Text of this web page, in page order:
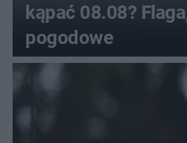
kąpać 08.08?
pogodowe